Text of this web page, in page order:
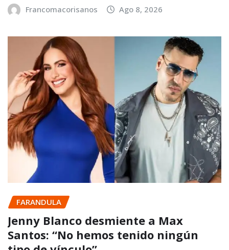
Francomacorisanos Ago 8, 2026
FARANDULA
Jenny Blanco desmiente a Max
Santos: “No hemos tenido ningún